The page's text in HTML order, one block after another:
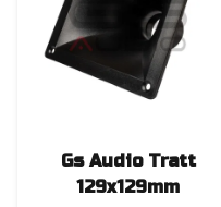
Gs Audio Tratt
129x129mm